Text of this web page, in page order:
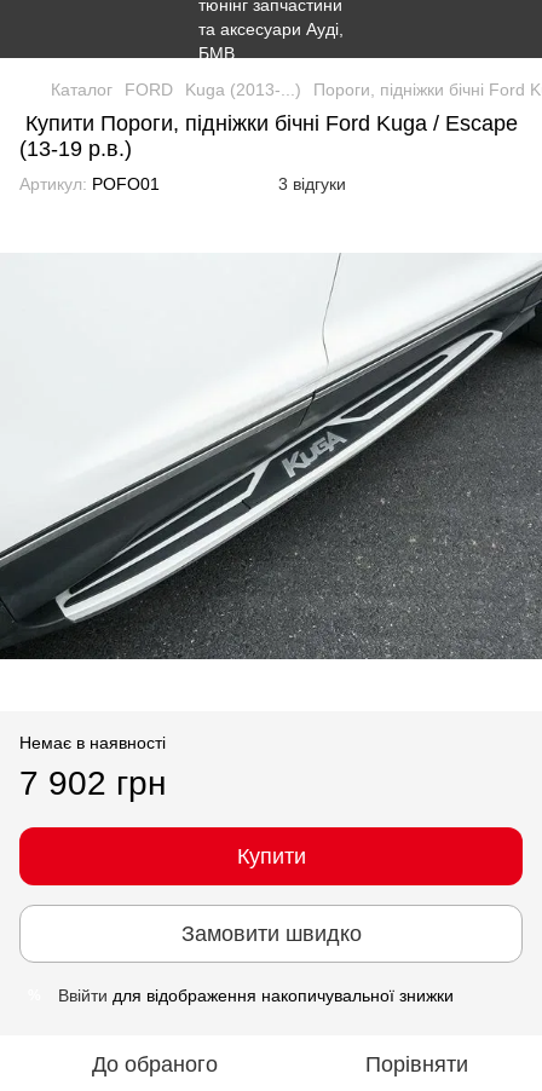
Каталог FORD Kuga (2013-...) Пороги, підніжки бічні
Купити Пороги, підніжки бічні Ford Kuga / Escape
(13-19 р.в.)
Артикул: POFO01 3 відгуки
Немає в наявності
7 902 грн
Купити
Замовити швидко
Ввійти для відображення накопичувальної знижки
До обраного Порівняти